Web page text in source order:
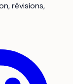
révisions,